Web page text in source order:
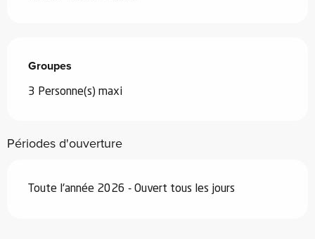
Groupes
Groupes
3 Personne(s) maxi
Périodes d'ouverture
Toute l'année 2026 - Ouvert tous les jours